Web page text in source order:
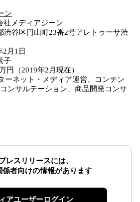
ン
ディアジーン
円山町23番2号アレトゥーサ渋
1日
2019年2月現在）
ネット・メディア運営、コンテン
ンサルテーション、商品開発コンサ
レスリリースには、
係者向けの情報があります
アユーザーログイン